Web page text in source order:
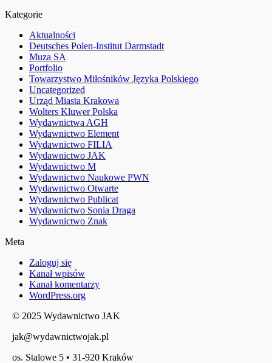
Kategorie
Aktualności
Deutsches Polen-Institut Darmstadt
Muza SA
Portfolio
Towarzystwo Miłośników Języka Polskiego
Uncategorized
Urząd Miasta Krakowa
Wolters Kluwer Polska
Wydawnictwa AGH
Wydawnictwo Element
Wydawnictwo FILIA
Wydawnictwo JAK
Wydawnictwo M
Wydawnictwo Naukowe PWN
Wydawnictwo Otwarte
Wydawnictwo Publicat
Wydawnictwo Sonia Draga
Wydawnictwo Znak
Meta
Zaloguj się
Kanał wpisów
Kanał komentarzy
WordPress.org
© 2025 Wydawnictwo JAK
jak@wydawnictwojak.pl
os. Stalowe 5 • 31-920 Kraków